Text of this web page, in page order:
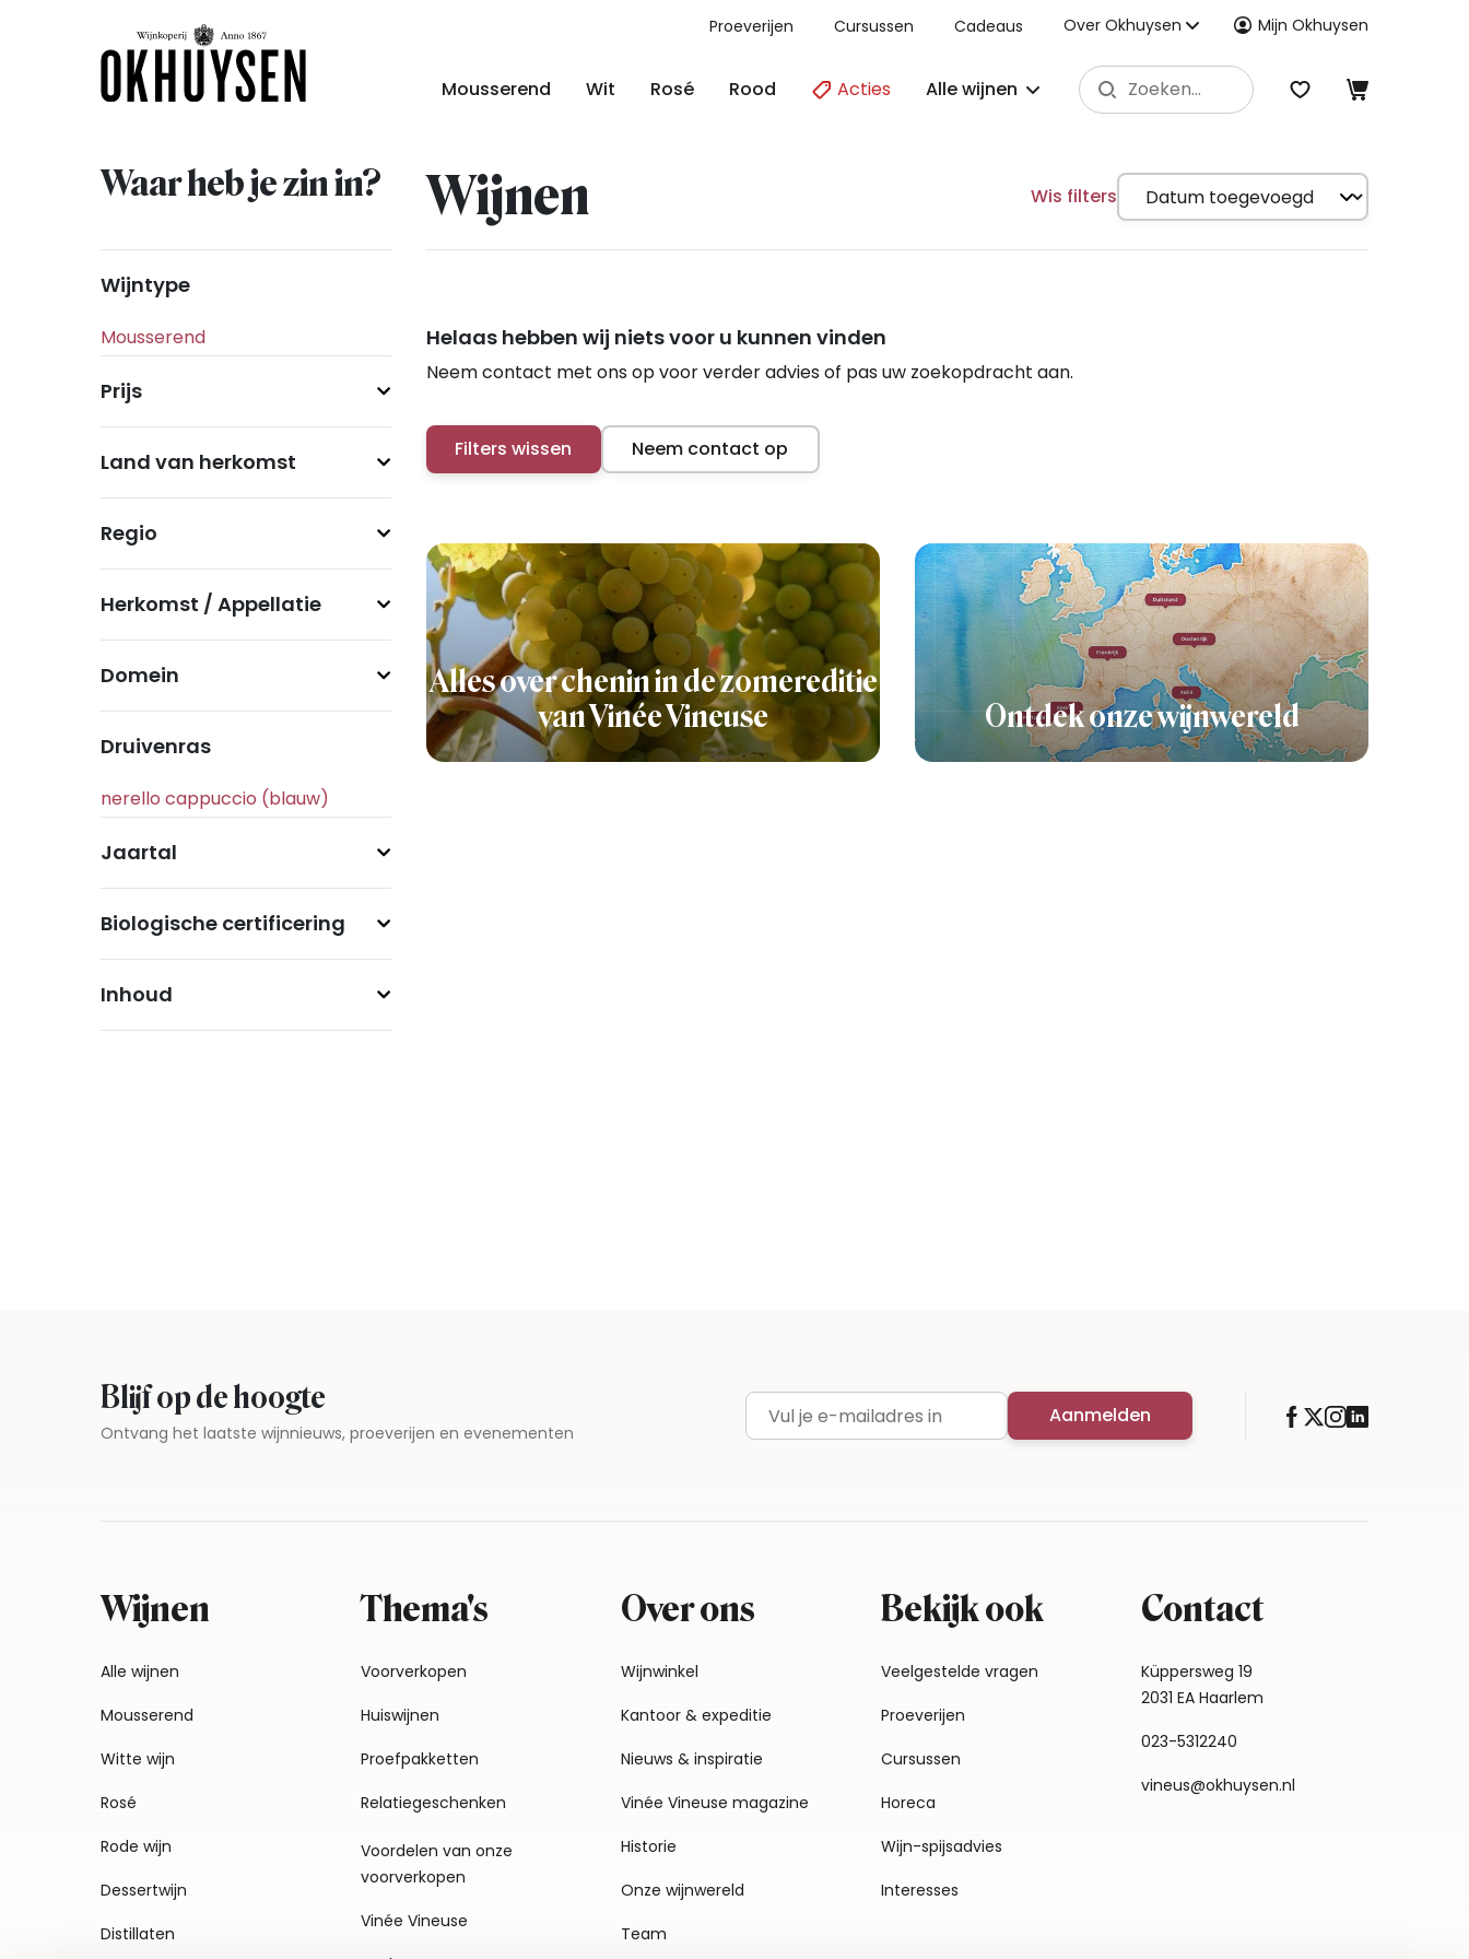
Proeverijen Cursussen Cadeaus Over Okhuysen Mijn Okhuysen
Mousserend Wit Rosé Rood Acties Alle wijnen
Waar heb je zin in? Wijnen Wis filters
Wijntype
Prijs
Land van herkomst
Regio
Herkomst / Appellatie
Domein
Druivenras
Jaartal
Biologische certificering
Inhoud
Helaas hebben wij niets voor u kunnen vinden
Neem contact met ons op voor verder advies of pas uw zoekopdracht aan.
Filters wissen Neem contact op
Alles over chenin in de zomereditie
van Vinée Vineuse
Ontdek onze wijnwereld
Blijf op de hoogte
Ontvang het laatste wijnnieuws, proeverijen en evenementen E-mailadres Aanmelden
Wijnen
Alle wijnen
Mousserend
Witte wijn
Rosé
Rode wijn
Dessertwijn
Distillaten
Thema's
Voorverkopen
Huiswijnen
Proefpakketten
Relatiegeschenken
Voordelen van onze
voorverkopen
Vinée Vineuse
Over ons
Wijnwinkel
Kantoor & expeditie
Nieuws & inspiratie
Vinée Vineuse magazine
Historie
Onze wijnwereld
Team
Bekijk ook
Veelgestelde vragen
Proeverijen
Cursussen
Horeca
Wijn-spijsadvies
Interesses
Contact
Küppersweg 19
2031 EA Haarlem
023-5312240
vineus@okhuysen.nl